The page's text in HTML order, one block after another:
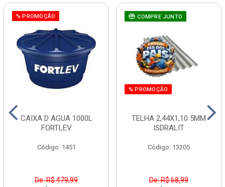
% PROMOÇÃO
CAIXA D AGUA 1000L
FORTLEV
Código: 1451
De: R$ 479,99
COMPRE JUNTO
% PROMOÇÃO
TELHA 2,44X1,10 5MM
ISDRALIT
Código: 13205
De: R$ 68,99